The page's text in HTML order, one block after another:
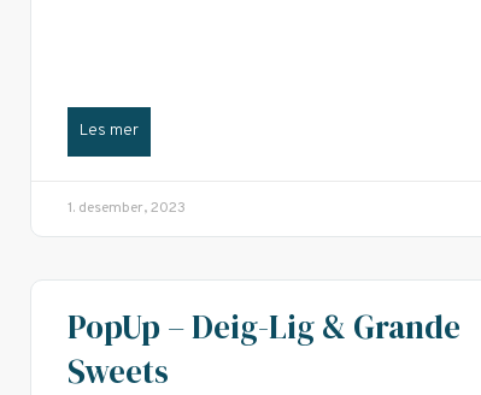
Les mer
1. desember, 2023
PopUp – Deig-Lig & Grande
Sweets